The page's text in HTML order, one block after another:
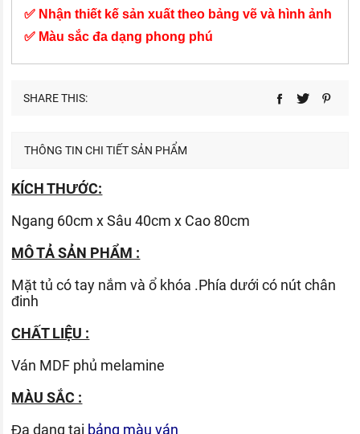
✅ Nhận thiết kế sản xuất theo bảng vẽ và hình ảnh
✅ Màu sắc đa dạng phong phú
SHARE THIS:
THÔNG TIN CHI TIẾT SẢN PHẨM
KÍCH THƯỚC:
Ngang 60cm x Sâu 40cm x Cao 80cm
MÔ TẢ SẢN PHẨM :
Mặt tủ có tay nắm và ổ khóa .Phía dưới có nút chân
đinh
CHẤT LIỆU :
Ván MDF phủ melamine
MÀU SẮC :
Đa dạng tại bảng màu ván